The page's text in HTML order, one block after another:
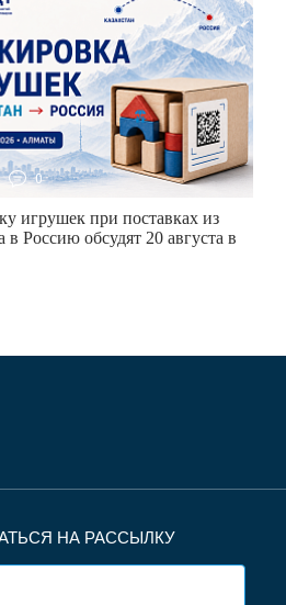
0
игрушек при поставках из
в Россию обсудят 20 августа в
НА РАССЫЛКУ